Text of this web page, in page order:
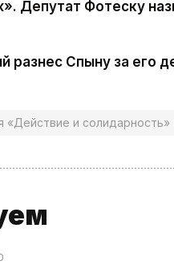
Депутат Фотеску
разнес Спыну за его
«Действие и солидарность»